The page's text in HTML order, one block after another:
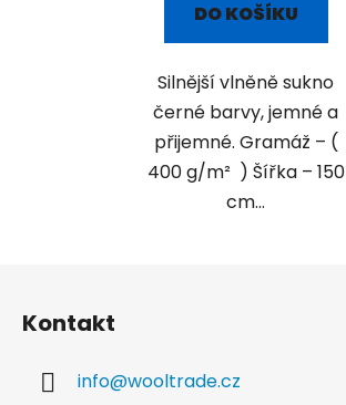
DO KOŠÍKU
Silnější vlněně sukno
černé barvy, jemné a
přijemné. Gramáž – (
400 g/m² ) Šířka – 150
cm...
Kontakt
info@wooltrade.cz